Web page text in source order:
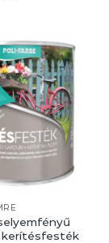
kerítésfesték